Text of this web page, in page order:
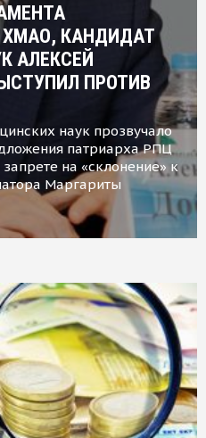
ХМАО, КАНДИДАТ
АЛЕКСЕЙ
ПРОТИВ
наук прозвучало
патриарха РПЦ
на «склонение» к
Маргариты